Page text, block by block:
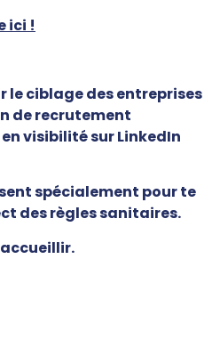
ici !
le ciblage des entreprises
de recrutement
visibilité sur LinkedIn
spécialement pour te
des règles sanitaires.